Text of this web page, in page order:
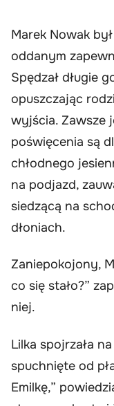
Marek Nowak
oddanym
Spędzał długie
opuszczając
wyjścia. Zawsze
poświęcenia są
chłodnego
na podjazd,
siedzącą na
dłoniach.
Zaniepokojony,
co się stało?”
niej.
Lilka spojrzała
spuchnięte od
Emilkę,”